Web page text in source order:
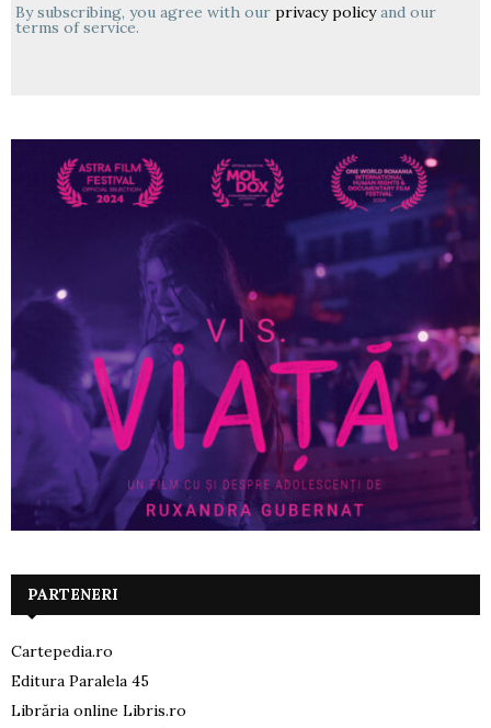
By subscribing, you agree with our privacy policyand our
terms of service.
PARTENERI
Cartepedia.ro
Editura Paralela 45
Librăria online Libris.ro